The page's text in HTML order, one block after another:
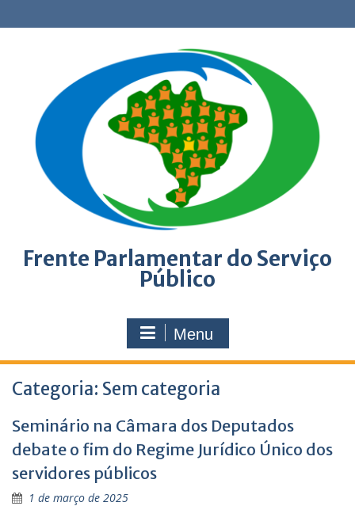
to
Frente Parlamentar do Serviço
Público
Menu
Categoria: Sem categoria
Seminário na Câmara dos Deputados
debate o fim do Regime Jurídico Único dos
servidores públicos
1 de março de 2025